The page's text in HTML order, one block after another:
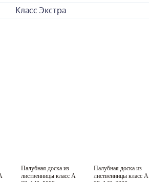
Класс Экстра
Класс A
Палубная доска из
лиственницы класс А
Класс A
Палубная доска из
лиственницы класс А